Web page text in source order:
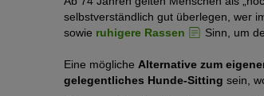
selbstverständlich gut überlegen, wer
sowie ruhigere Rassen Sinn, um
Eine mögliche Alternative zum
gelegentliches Hunde-Sitting sein,